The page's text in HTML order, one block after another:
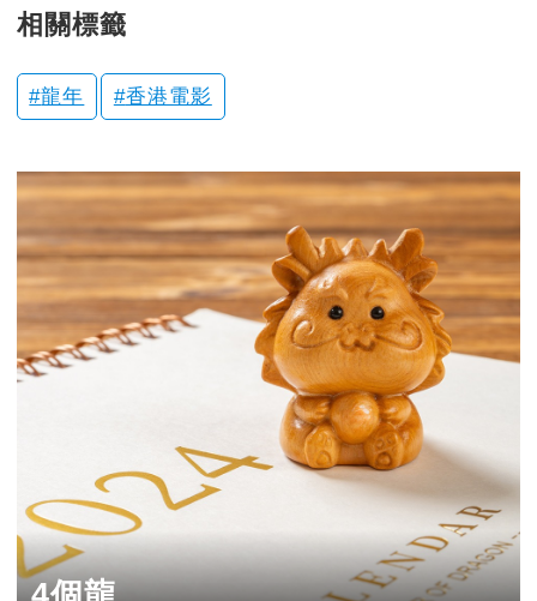
相關標籤
龍年 香港電影